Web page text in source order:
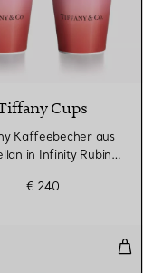
3 Farben
Cups
Kaffeebecher aus
in Infinity Rubin,
€ 240
aus